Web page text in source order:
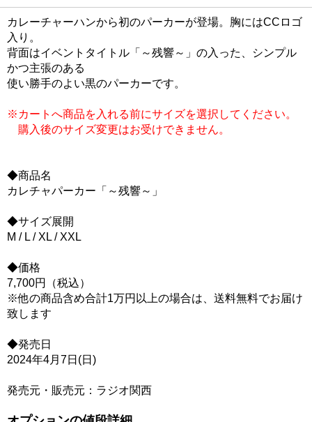
カレーチャーハンから初のパーカーが登場。胸にはCCロゴ
入り。
背面はイベントタイトル「～残響～」の入った、シンプル
かつ主張のある
使い勝手のよい黒のパーカーです。
※カートへ商品を入れる前にサイズを選択してください。
購入後のサイズ変更はお受けできません。
◆商品名
カレチャパーカー「～残響～」
◆サイズ展開
M / L / XL / XXL
◆価格
7,700円（税込）
※他の商品含め合計1万円以上の場合は、送料無料でお届け
致します
◆発売日
2024年4月7日(日)
発売元・販売元：ラジオ関西